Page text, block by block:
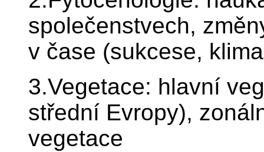
společenstvech,
v čase (sukcese,
3.Vegetace: hlavní
střední Evropy),
vegetace